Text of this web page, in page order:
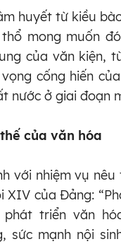
huyết từ kiều
mong muốn
của văn kiện,
cống hiến
nước ở giai đoạn
của văn hóa
với nhiệm vụ
XIV của Đảng:
phát triển văn
sức mạnh nội